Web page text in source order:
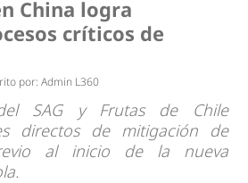
China logra
críticos de
por: Admin L360
SAG y Frutas de Chile
directos de mitigación de
al inicio de la nueva